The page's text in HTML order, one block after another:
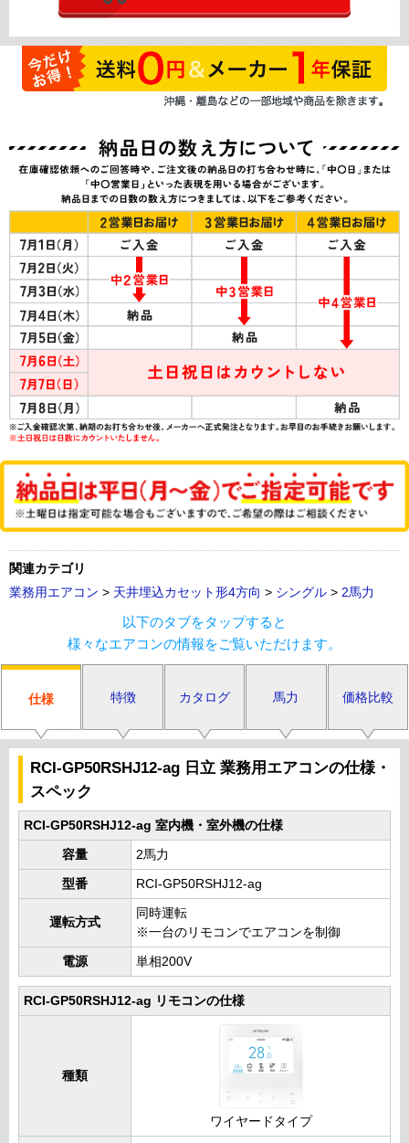
関連カテゴリ
業務用エアコン > 天井埋込カセット形4方向 > シングル > 2馬力
以下のタブをタップすると
様々なエアコンの情報をご覧いただけます。
仕様 特徴 カタログ 馬力 価格比較
RCI-GP50RSHJ12-ag 日立 業務用エアコンの仕様・
スペック
RCI-GP50RSHJ12-ag 室内機・室外機の仕様
容量 2馬力
型番 RCI-GP50RSHJ12-ag
運転方式
同時運転
※一台のリモコンでエアコンを制御
電源 単相200V
RCI-GP50RSHJ12-ag リモコンの仕様
種類
ワイヤードタイプ